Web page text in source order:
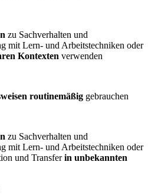
zu Sachverhalten und
mit Lern- und Arbeitstechniken oder
Kontexten verwenden
routinemäßig gebrauchen
zu Sachverhalten und
mit Lern- und Arbeitstechniken oder
und Transferin unbekannten